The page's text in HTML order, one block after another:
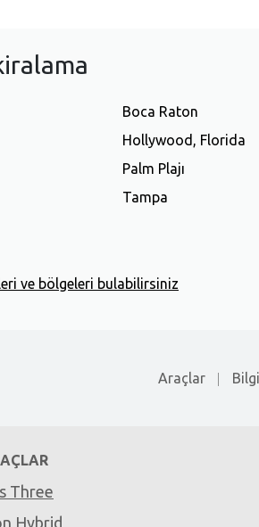
Boca Raton
Hollywood, Florida
Palm Plajı
Tampa
ve bölgeleri bulabilirsiniz
Araçlar Bilgi
Three
Hybrid